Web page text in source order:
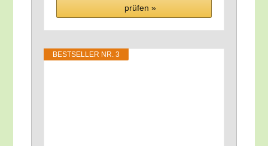
prü­fen »
BEST­SEL­LER NR. 3